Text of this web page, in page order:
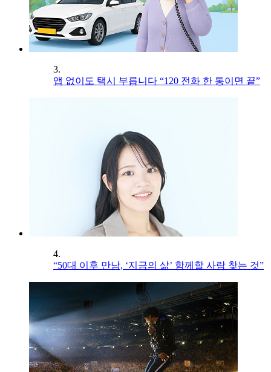
3.
앱 없이도 택시 부릅니다 “120 전화 한 통이면 끝”
4.
“50대 이후 만남, ‘지금의 삶’ 함께할 사람 찾는 것”